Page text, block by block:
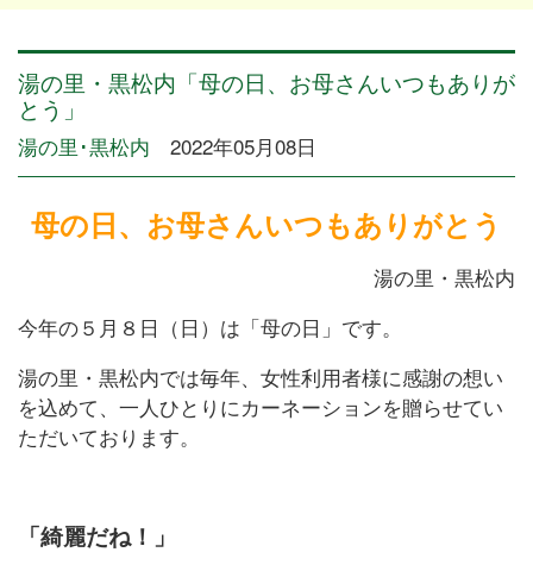
湯の里・黒松内「母の日、お母さんいつもありが
とう」
湯の里･黒松内 2022年05月08日
母の日、お母さんいつもありがとう
湯の里・黒松内
今年の５月８日（日）は「母の日」です。
湯の里・黒松内では毎年、女性利用者様に感謝の想い
を込めて、一人ひとりにカーネーションを贈らせてい
ただいております。
「綺麗だね！」